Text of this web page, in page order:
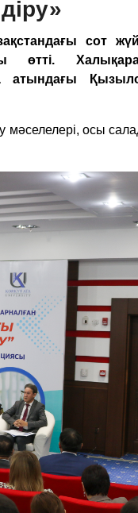
сот
өтті.
мәселелері, осы